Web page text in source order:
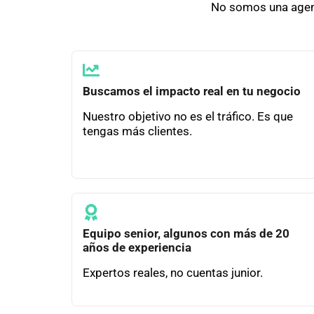
No somos una
Buscamos el impacto real en tu negocio
Nuestro objetivo no es el tráfico. Es que
tengas más clientes.
Equipo senior, algunos con más de 20
años de experiencia
Expertos reales, no cuentas junior.